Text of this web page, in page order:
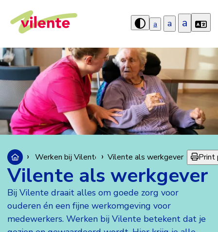
Hoog
aanzetten
a a a
Werken bij Vilente Vilente als werkgever Print
Vilente als werkgever
Bij Vilente draait alles om goede zorg voor
ouderen én een fijne werkomgeving voor
medewerkers. Werken bij Vilente betekent dat je